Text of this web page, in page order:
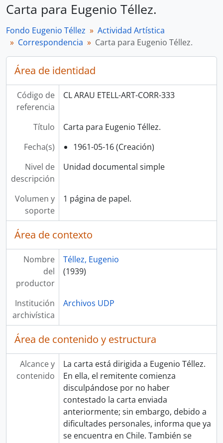
Carta para Eugenio Téllez.
Fondo Eugenio Téllez
Actividad Artística
Correspondencia
Carta para Eugenio Téllez.
Área de identidad
Código de
referencia
CL ARAU ETELL-ART-CORR-333
Título
Carta para Eugenio Téllez.
Fecha(s)
1961-05-16 (Creación)
Nivel de
descripción
Unidad documental simple
Volumen y
soporte
1 página de papel.
Área de contexto
Nombre
del
productor
Téllez, Eugenio
(1939)
Institución
archivística
Archivos UDP
Área de contenido y estructura
Alcance y
contenido
La carta está dirigida a Eugenio Téllez.
En ella, el remitente comienza
disculpándose por no haber
contestado la carta enviada
anteriormente; sin embargo, debido a
dificultades personales, informa que ya
se encuentra en Chile. También se